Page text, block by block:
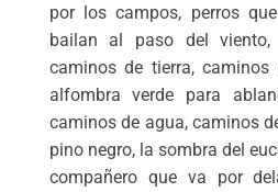
por los campos, perros
bailan al paso del viento,
caminos de tierra,
alfombra verde para
caminos de agua, caminos
pino negro, la sombra del
compañero que va por